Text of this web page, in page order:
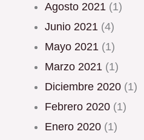
agosto 2021 (1)
junio 2021 (4)
mayo 2021 (1)
marzo 2021 (1)
diciembre 2020 (1)
febrero 2020 (1)
enero 2020 (1)